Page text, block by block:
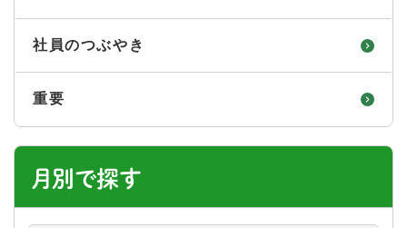
社員のつぶやき
重要
月別で探す